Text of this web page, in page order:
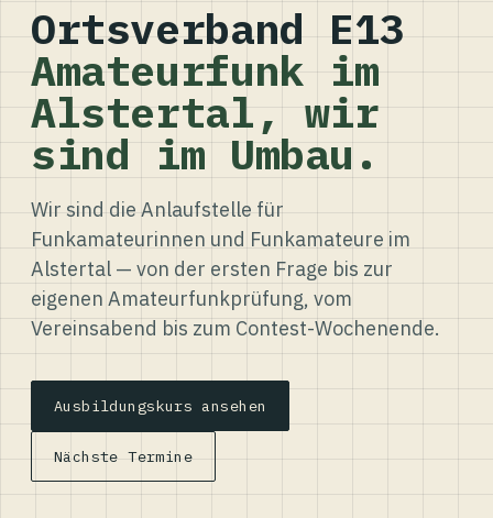
Ortsverband E13
Amateurfunk im
Alstertal, wir
sind im Umbau.
Wir sind die Anlaufstelle für
Funkamateurinnen und Funkamateure im
Alstertal — von der ersten Frage bis zur
eigenen Amateurfunkprüfung, vom
Vereinsabend bis zum Contest-Wochenende.
Ausbildungskurs ansehen
Nächste Termine